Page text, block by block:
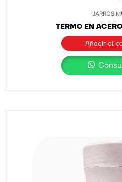
JARROS
TERMO EN
Añadir al